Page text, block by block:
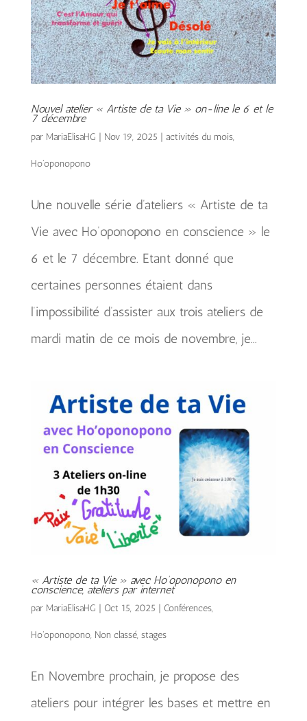
Nouvel atelier « Artiste de ta Vie » on-line le 6 et le
7 décembre
par MariaElisaHG | Nov 19, 2025 | activités du mois,
Ho'oponopono
Une nouvelle série d’ateliers « Artiste de ta
Vie avec Ho’oponopono en conscience » le
6 et le 7 décembre. Etant donné que
certaines personnes étaient dans
l’impossibilité d’assister aux trois ateliers de
mardi matin de ce mois de novembre, je...
« Artiste de ta Vie » avec Ho’oponopono en
conscience, ateliers par internet
par MariaElisaHG | Oct 15, 2025 | Conférences,
Ho'oponopono, Non classé, stages
En Novembre prochain, je propose des
ateliers pour intégrer les bases et mettre en